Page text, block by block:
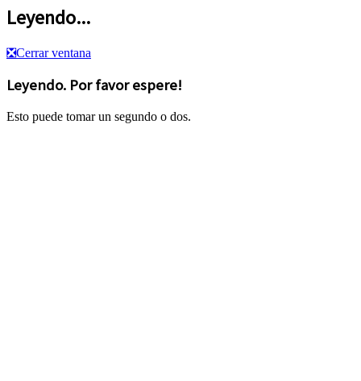
Leyendo...
❎Cerrar ventana
Leyendo. Por favor espere!
Esto puede tomar un segundo o dos.